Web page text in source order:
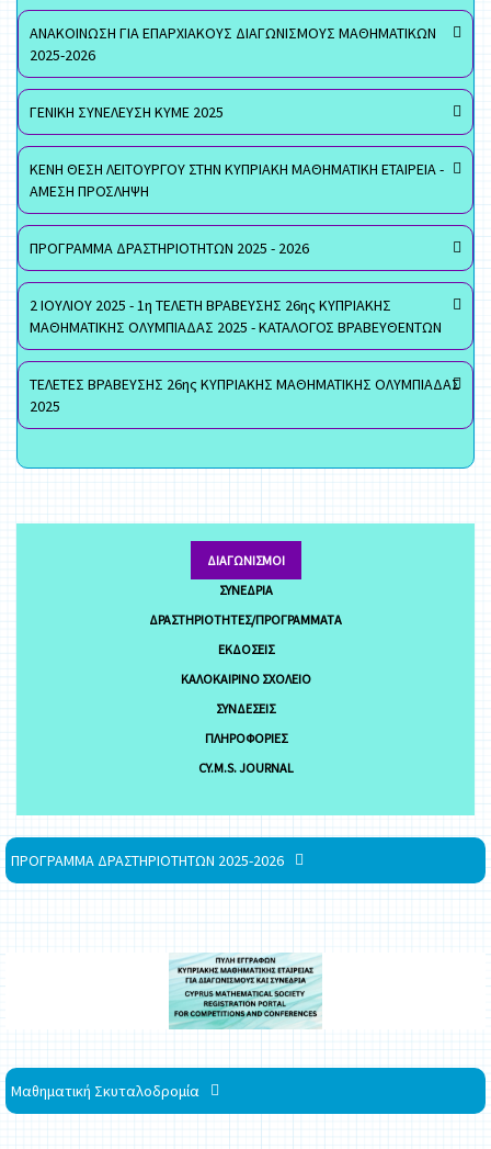
ΑΝΑΚΟΙΝΩΣΗ ΓΙΑ ΕΠΑΡΧΙΑΚΟΥΣ ΔΙΑΓΩΝΙΣΜΟΥΣ ΜΑΘΗΜΑΤΙΚΩΝ
2025-2026
ΓΕΝΙΚΗ ΣΥΝΕΛΕΥΣΗ ΚΥΜΕ 2025
ΚΕΝΗ ΘΕΣΗ ΛΕΙΤΟΥΡΓΟΥ ΣΤΗΝ ΚΥΠΡΙΑΚΗ ΜΑΘΗΜΑΤΙΚΗ ΕΤΑΙΡΕΙΑ -
ΑΜΕΣΗ ΠΡΟΣΛΗΨΗ
ΠΡΟΓΡΑΜΜΑ ΔΡΑΣΤΗΡΙΟΤΗΤΩΝ 2025 - 2026
2 ΙΟΥΛΙΟΥ 2025 - 1η ΤΕΛΕΤΗ ΒΡΑΒΕΥΣΗΣ 26ης ΚΥΠΡΙΑΚΗΣ
ΜΑΘΗΜΑΤΙΚΗΣ ΟΛΥΜΠΙΑΔΑΣ 2025 - ΚΑΤΑΛΟΓΟΣ ΒΡΑΒΕΥΘΕΝΤΩΝ
ΤΕΛΕΤΕΣ ΒΡΑΒΕΥΣΗΣ 26ης ΚΥΠΡΙΑΚΗΣ ΜΑΘΗΜΑΤΙΚΗΣ ΟΛΥΜΠΙΑΔΑΣ
2025
ΔΙΑΓΩΝΙΣΜΟΊ
ΣΥΝΈΔΡΙΑ
ΔΡΑΣΤΗΡΙΌΤΗΤΕΣ/ΠΡΟΓΡΆΜΜΑΤΑ
ΕΚΔΌΣΕΙΣ
ΚΑΛΟΚΑΙΡΙΝΌ ΣΧΟΛΕΊΟ
ΣΥΝΔΈΣΕΙΣ
ΠΛΗΡΟΦΟΡΊΕΣ
CY.M.S. JOURNAL
ΠΡΟΓΡΑΜΜΑ ΔΡΑΣΤΗΡΙΟΤΗΤΩΝ 2025-2026
Μαθηματική Σκυταλοδρομία